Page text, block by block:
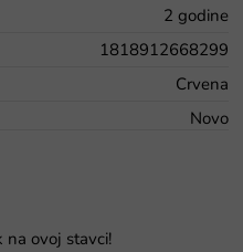
2 godine
1818912668299
Crvena
Novo
na ovoj stavci!